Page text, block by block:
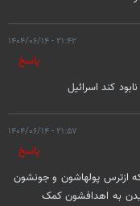
۲۱:۴۲ - ۱۴۰۴/۰۶/۱۴
پاسخ
کند اسرائیل
۲۱:۵۷ - ۱۴۰۴/۰۶/۱۴
پاسخ
ازترس پولهاشون و جونشون
به اهدافشون کمک